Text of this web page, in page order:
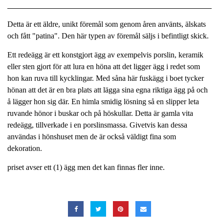
Detta är ett äldre, unikt föremål som genom åren använts, älskats
och fått "patina". Den här typen av föremål säljs i befintligt skick.
Ett redeägg är ett konstgjort ägg av exempelvis porslin, keramik
eller sten gjort för att lura en höna att det ligger ägg i redet som
hon kan ruva till kycklingar. Med såna här fuskägg i boet tycker
hönan att det är en bra plats att lägga sina egna riktiga ägg på och
å lägger hon sig där. En himla smidig lösning så en slipper leta
ruvande hönor i buskar och på höskullar. Detta är gamla vita
redeägg, tillverkade i en porslinsmassa. Givetvis kan dessa
användas i hönshuset men de är också väldigt fina som
dekoration.
priset avser ett (1) ägg men det kan finnas fler inne.